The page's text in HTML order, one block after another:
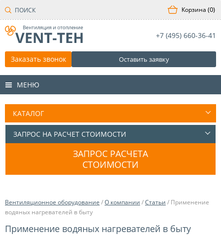
+7 (495) 660-36-41
Заказать звонок Оставить заявку
0
МЕНЮ
ЗАПРОС РАСЧЕТА
СТОИМОСТИ
Вентиляционное оборудование /О компании /Статьи / Применение
водяных нагревателей в быту
Применение водяных нагревателей в быту